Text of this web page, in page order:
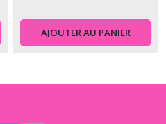
AJOUTER AU PANIER